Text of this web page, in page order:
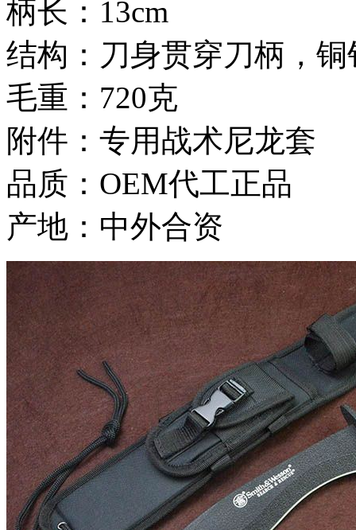
柄长：13cm
结构：刀身贯穿刀柄，
毛重：720克
附件：专用战术尼龙套
品质：OEM代工正品
产地：中外合资